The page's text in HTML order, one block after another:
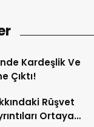
Kardeşlik Ve
Çıktı!
Rüşvet
Ortaya